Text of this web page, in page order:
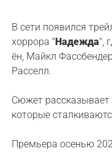
В сети появился
хоррора "Надежда",
ён, Майкл
Расселл.
Сюжет рассказывает
которые
Премьера осенью